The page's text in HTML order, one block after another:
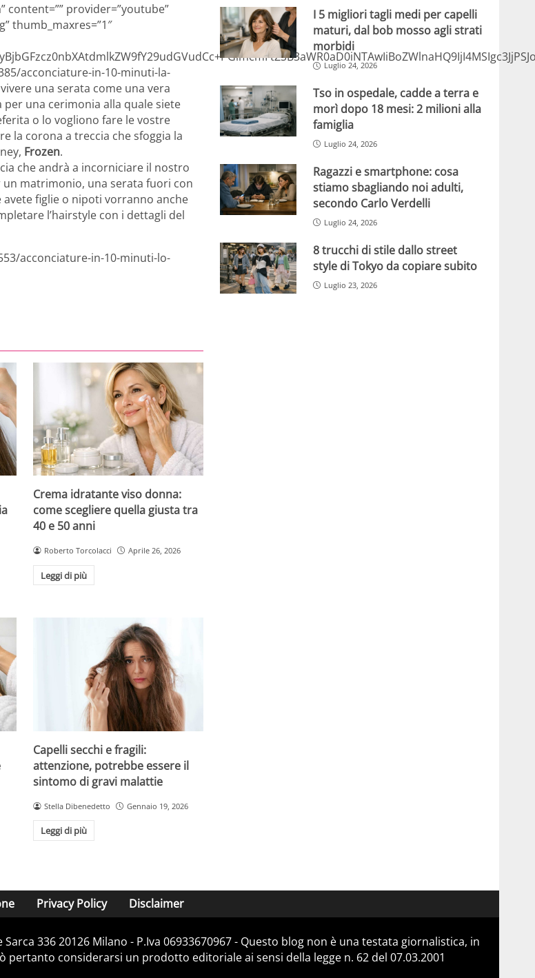
content=”” provider=”youtube”
thumb_maxres=”1″
acconciature-in-10-minuti-la-
una serata come una vera
una cerimonia alla quale siete
o lo vogliono fare le vostre
la corona a treccia che sfoggia la
Frozen.
che andrà a incorniciare il nostro
un matrimonio, una serata fuori con
avete figlie o nipoti vorranno anche
l’hairstyle con i dettagli del
acconciature-in-10-minuti-lo-
Crema idratante viso donna:
come scegliere quella giusta tra
40 e 50 anni
Roberto Torcolacci Aprile 26, 2026
Leggi di più
Capelli secchi e fragili:
attenzione, potrebbe essere il
sintomo di gravi malattie
Stella Dibenedetto Gennaio 19, 2026
Leggi di più
I 5 migliori tagli medi per capelli
maturi, dal bob mosso agli strati
morbidi
Luglio 24, 2026
Tso in ospedale, cadde a terra e
morì dopo 18 mesi: 2 milioni alla
famiglia
Luglio 24, 2026
Ragazzi e smartphone: cosa
stiamo sbagliando noi adulti,
secondo Carlo Verdelli
Luglio 24, 2026
8 trucchi di stile dallo street
style di Tokyo da copiare subito
Luglio 23, 2026
Privacy Policy Disclaimer
336 20126 Milano - P.Iva 06933670967 - Questo blog non è una testata giornalistica, in
considerarsi un prodotto editoriale ai sensi della legge n. 62 del 07.03.2001